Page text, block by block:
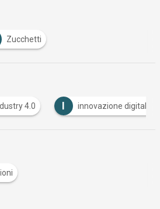
Zucchetti
4.0 innovazione digitale